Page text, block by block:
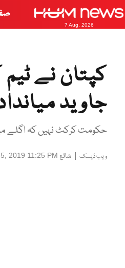
7 Aug, 2026
کپتان نے ٹیم
جاوید
حکومت کرکٹ نہیں کہ اگلے
ویب ڈیسک | شائع 2019 11:25 PM